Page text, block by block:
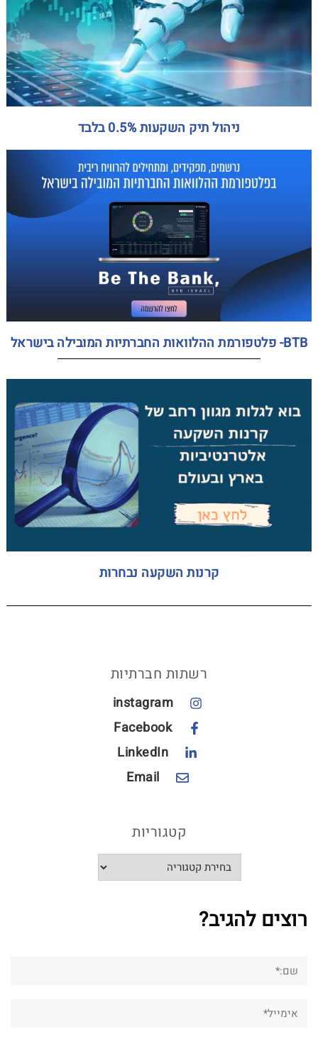
ניהול תיק השקעות 0.5% בלבד
BTB- פלטפורמת ההלוואות החברתיות המובילה בישראל
קרנות השקעה נבחרות
רשתות חברתיות
instagram
Facebook
LinkedIn
Email
קטגוריות